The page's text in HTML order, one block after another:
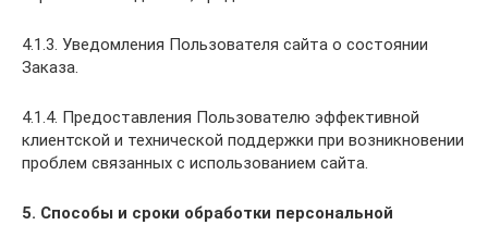
4.1.3. Уведомления Пользователя сайта о состоянии
Заказа.
4.1.4. Предоставления Пользователю эффективной
клиентской и технической поддержки при возникновении
проблем связанных с использованием сайта.
5. Способы и сроки обработки персональной